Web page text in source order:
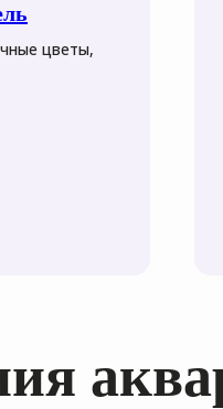
цветы,